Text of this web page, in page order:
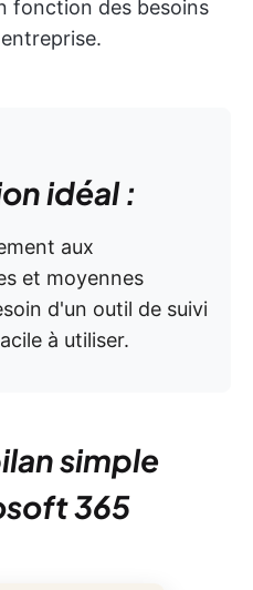
fonction des besoins
idéal :
aux
et moyennes
d'un outil de suivi
à utiliser.
simple
365